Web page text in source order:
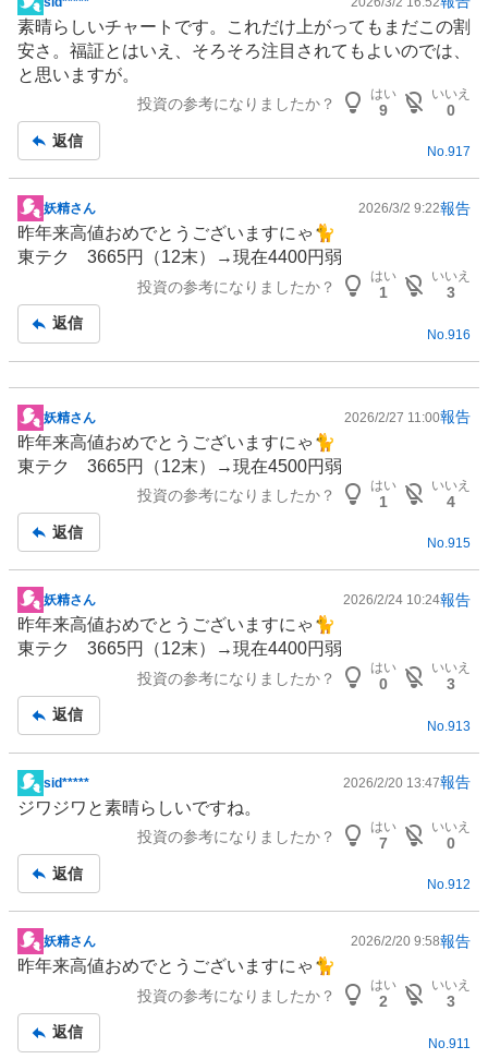
掲
示
板
記
素晴らしいチャートです。これだけ上がってもまだこの割
安さ。福証とはいえ、そろそろ注目されてもよいのでは、
と思いますが。
投資の参考になりましたか？
はい
9
いいえ
0
返信
No.917
掲
示
板
妖精さん 2026/3/2 9:22報告
昨年来高値おめでとうございますにゃ🐈
東テク 3665円（12末）→現在4400円弱
投資の参考になりましたか？
はい
1
いいえ
3
返信
No. 916
掲
示
板
妖精さん 2026/2/27 11:00報告
昨年来高値おめでとうございますにゃ🐈
東テク 3665円（12末）→現在4500円弱
投資の参考になりましたか？
はい
1
いいえ
4
返信
No.915
掲
示
板
妖精さん 2026/2/24 10:24報告
昨年来高値おめでとうございますにゃ🐈
東テク 3665円（12末）→現在4400円弱
投資の参考になりましたか？
はい
0
いいえ
3
返信
No. 913
掲
示
事
sid***** 2026/2/20 13:47報告
ジワジワと素晴らしいですね。
投資の参考になりましたか？
はい
7
いいえ
0
返信
No.912
掲
示
事
妖精さん 2026/2/20 9:58報告
昨年来高値おめでとうございますにゃ🐈
投資の参考になりましたか？
はい
2
いいえ
3
返信
No. 911